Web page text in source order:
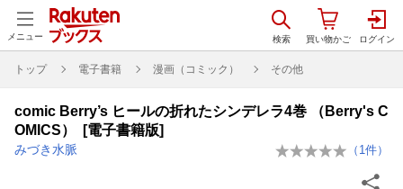
メニュー
トップ 電子書籍 漫画（コミック） その他
comic Berry’s ヒールの折れたシンデレラ4巻 （Berry's C
OMICS） [電子書籍版]
みづき水脈 （ 1件）